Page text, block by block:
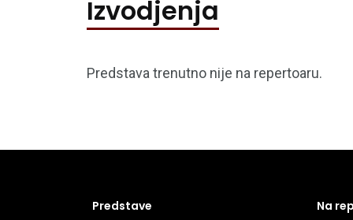
Izvodjenja
Predstava trenutno nije na repertoaru.
Predstave Na